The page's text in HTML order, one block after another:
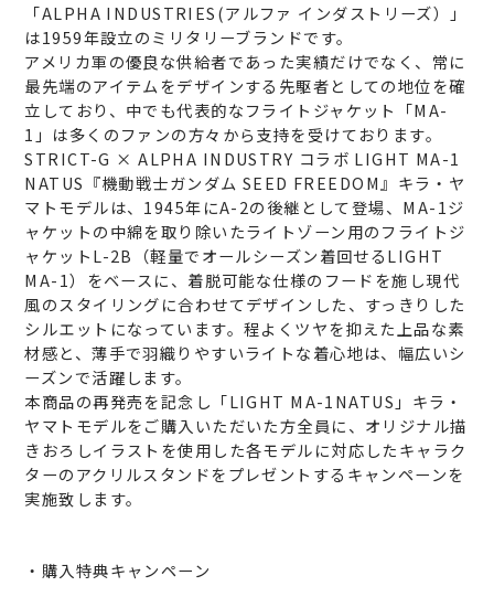
「ALPHA INDUSTRIES(アルファ インダストリーズ）」
は1959年設立のミリタリーブランドです。
アメリカ軍の優良な供給者であった実績だけでなく、常に
最先端のアイテムをデザインする先駆者としての地位を確
立しており、中でも代表的なフライトジャケット「MA-
1」は多くのファンの方々から支持を受けております。
STRICT-G × ALPHA INDUSTRY コラボ LIGHT MA-1
NATUS『機動戦士ガンダム SEED FREEDOM』キラ・ヤ
マトモデルは、1945年にA-2の後継として登場、MA-1ジ
ャケットの中綿を取り除いたライトゾーン用のフライトジ
ャケットL-2B（軽量でオールシーズン着回せるLIGHT
MA-1）をベースに、着脱可能な仕様のフードを施し現代
風のスタイリングに合わせてデザインした、すっきりした
シルエットになっています。程よくツヤを抑えた上品な素
材感と、薄手で羽織りやすいライトな着心地は、幅広いシ
ーズンで活躍します。
本商品の再発売を記念し「LIGHT MA-1NATUS」キラ・
ヤマトモデルをご購入いただいた方全員に、オリジナル描
きおろしイラストを使用した各モデルに対応したキャラク
ターのアクリルスタンドをプレゼントするキャンペーンを
実施致します。
・購入特典キャンペーン